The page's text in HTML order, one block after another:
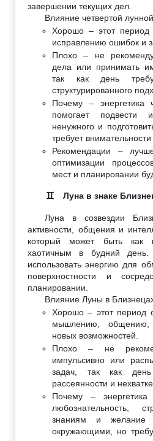
завершении текущих дел.
Влияние четвертой
Хорошо – этот период
исправлению ошибок и
Плохо – не
дела или принимать
так как день
структурированного
Почему – энергетика
помогает подвести
ненужного и
требует внимательности
Рекомендации –
оптимизации
мест и планировании
♊ Луна в знаке
Луна в созвездии
активности, общения и
который может быть как
хаотичным в будний
использовать энергию для
поверхностности и
планировании.
Влияние Луны в
Хорошо – этот период
мышлению,
новых возможностей.
Плохо – не
импульсивно или
задач, так как
рассеянности и
Почему – энергетика
любознательность,
знаниям и желание
окружающими, но